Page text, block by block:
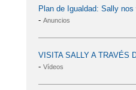
Plan de Igualdad: Sally
- Anuncios
VISITA SALLY A TRAVÉS
- Vídeos